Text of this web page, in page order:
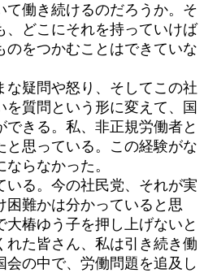
て働き続けるのだろうか。そ
、どこにそれを持っていけば
のをつかむことはできていな
疑問や怒り、そしてこの社
質問という形に変えて、国
きる。私、非正規労働者と
と思っている。この経験がな
らなかった。
る。今の社民党、それが実
困難かは分かっていると思
大椿ゆう子を押し上げないと
れた皆さん、私は引き続き働
会の中で、労働問題を追及し